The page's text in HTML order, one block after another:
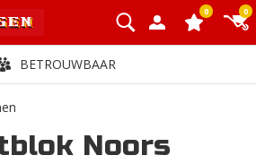
0 0
BETROUWBAAR
Noors